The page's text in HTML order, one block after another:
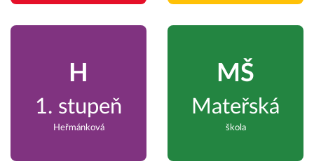
H
1. stupeň
Heřmánková
MŠ
Mateřská
škola